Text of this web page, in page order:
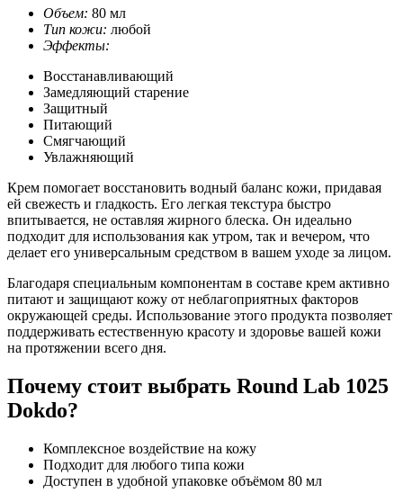
Объем: 80 мл
Тип кожи: любой
Эффекты:
Восстанавливающий
Замедляющий старение
Защитный
Питающий
Смягчающий
Увлажняющий
Крем помогает восстановить водный баланс кожи, придавая
ей свежесть и гладкость. Его легкая текстура быстро
впитывается, не оставляя жирного блеска. Он идеально
подходит для использования как утром, так и вечером, что
делает его универсальным средством в вашем уходе за лицом.
Благодаря специальным компонентам в составе крем активно
питают и защищают кожу от неблагоприятных факторов
окружающей среды. Использование этого продукта позволяет
поддерживать естественную красоту и здоровье вашей кожи
на протяжении всего дня.
Почему стоит выбрать Round Lab 1025
Dokdo?
Комплексное воздействие на кожу
Подходит для любого типа кожи
Доступен в удобной упаковке объёмом 80 мл